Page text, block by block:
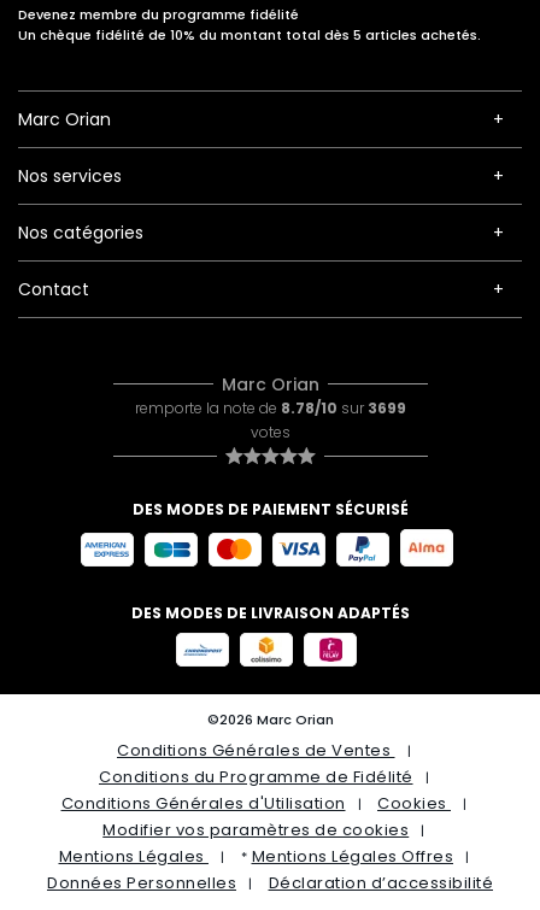
Devenez membre du programme fidélité
Un chèque fidélité de 10% du montant total dès 5 articles achetés.
Marc Orian
Nos services
Nos catégories
Contact
Marc Orian
remporte la note de 8.78/10 sur 3699
votes
DES MODES DE PAIEMENT SÉCURISÉ
DES MODES DE LIVRAISON ADAPTÉS
©2026 Marc Orian
Conditions Générales de Ventes
Conditions du Programme de Fidélité
Conditions Générales d'Utilisation
Cookies
Modifier vos paramètres de cookies
Mentions Légales
* Mentions Légales Offres
Données Personnelles
Déclaration d’accessibilité